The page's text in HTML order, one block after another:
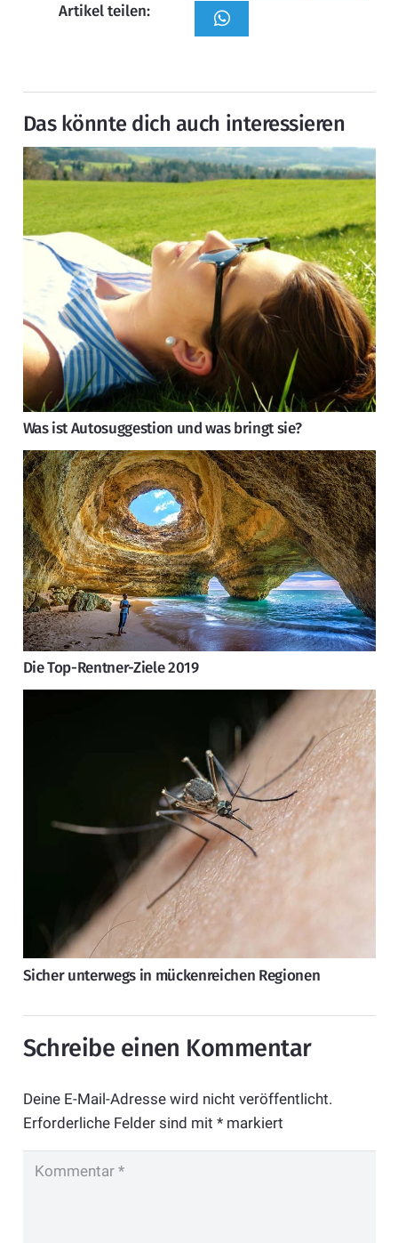
Artikel teilen:
Das könnte dich auch interessieren
Was ist Autosuggestion und was bringt sie?
Die Top-Rentner-Ziele 2019
Sicher unterwegs in mückenreichen Regionen
Schreibe einen Kommentar
Deine E-Mail-Adresse wird nicht veröffentlicht.
Erforderliche Felder sind mit *markiert